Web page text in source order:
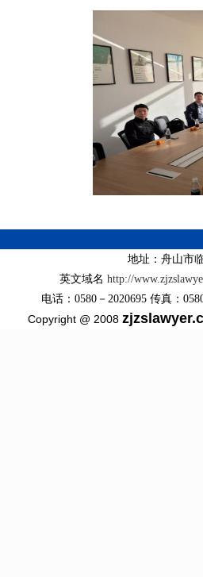
地址：舟山市
英文域名http://
电话：0580－2020695 传真：
Copyright @ 2008